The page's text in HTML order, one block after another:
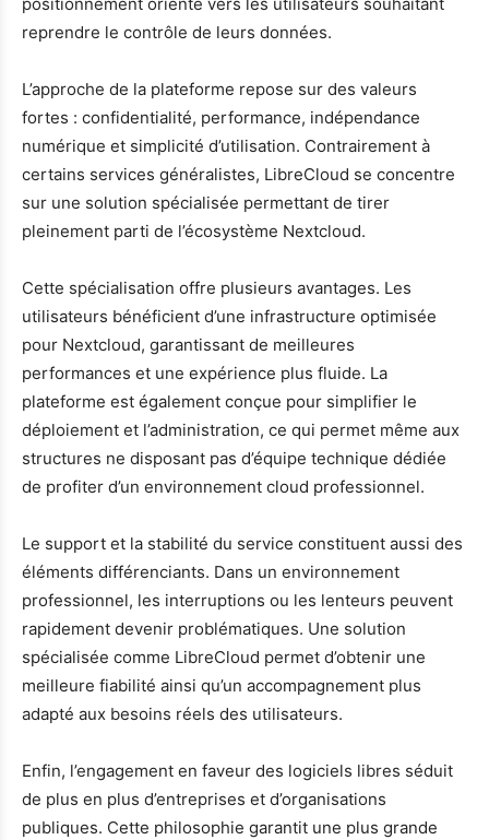
reprendre le contrôle de leurs données.
L’approche de la plateforme repose sur des valeurs
fortes : confidentialité, performance, indépendance
numérique et simplicité d’utilisation. Contrairement à
certains services généralistes, LibreCloud se concentre
sur une solution spécialisée permettant de tirer
pleinement parti de l’écosystème Nextcloud.
Cette spécialisation offre plusieurs avantages. Les
utilisateurs bénéficient d’une infrastructure optimisée
pour Nextcloud, garantissant de meilleures
performances et une expérience plus fluide. La
plateforme est également conçue pour simplifier le
déploiement et l’administration, ce qui permet même aux
structures ne disposant pas d’équipe technique dédiée
de profiter d’un environnement cloud professionnel.
Le support et la stabilité du service constituent aussi des
éléments différenciants. Dans un environnement
professionnel, les interruptions ou les lenteurs peuvent
rapidement devenir problématiques. Une solution
spécialisée comme LibreCloud permet d’obtenir une
meilleure fiabilité ainsi qu’un accompagnement plus
adapté aux besoins réels des utilisateurs.
Enfin, l’engagement en faveur des logiciels libres séduit
de plus en plus d’entreprises et d’organisations
publiques. Cette philosophie garantit une plus grande